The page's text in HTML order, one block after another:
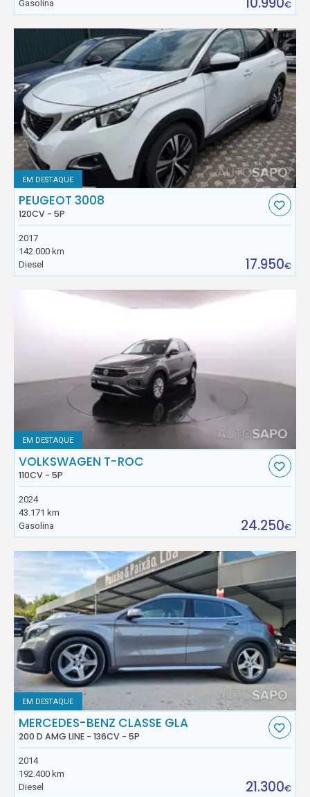
Gasolina €
EM DESTAQUE
PEUGEOT 3008
120CV - 5P
2017
142.000 km
Diesel
17.950€
EM DESTAQUE
VOLKSWAGEN T-ROC
110CV - 5P
2024
43.171 km
Gasolina
24.250€
EM DESTAQUE
MERCEDES-BENZ CLASSE GLA
200 D AMG LINE - 136CV - 5P
2014
192.400 km
Diesel
21.300€